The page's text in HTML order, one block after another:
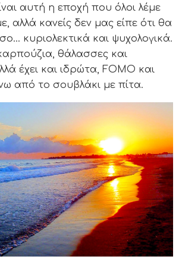
αυτή η εποχή που όλοι λέμε
αλλά κανείς δεν μας είπε ότι θα
κυριολεκτικά και ψυχολογικά.
καρπούζια, θάλασσες και
έχει και ιδρώτα, FOMO και
από το σουβλάκι με πίτα.